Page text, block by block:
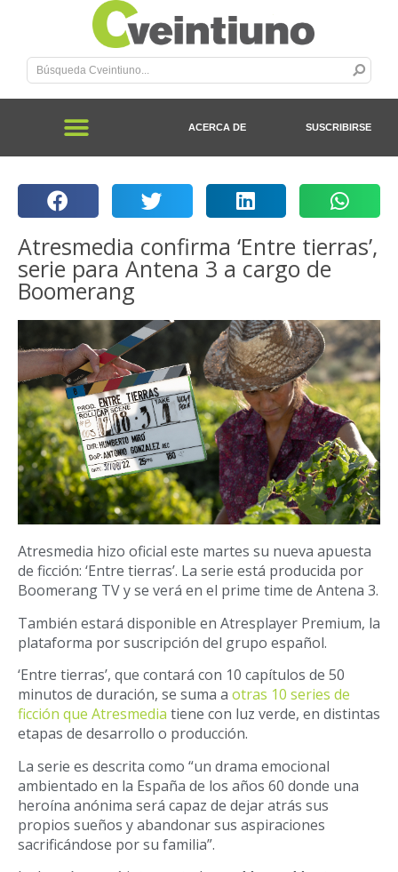
ACERCA DE SUSCRIBIRSE
Atresmedia confirma ‘Entre tierras’,
serie para Antena 3 a cargo de
Boomerang
Atresmedia hizo oficial este martes su nueva apuesta
de ficción: ‘Entre tierras’. La serie está producida por
Boomerang TV y se verá en el prime time de Antena 3.
También estará disponible en Atresplayer Premium, la
plataforma por suscripción del grupo español.
‘Entre tierras’, que contará con 10 capítulos de 50
minutos de duración, se suma a otras 10 series de
ficción que Atresmedia tiene con luz verde, en distintas
etapas de desarrollo o producción.
La serie es descrita como “un drama emocional
ambientado en la España de los años 60 donde una
heroína anónima será capaz de dejar atrás sus
propios sueños y abandonar sus aspiraciones
sacrificándose por su familia”.